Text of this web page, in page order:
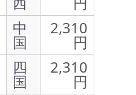
中
国
2,310
円
四
国
2,310
円